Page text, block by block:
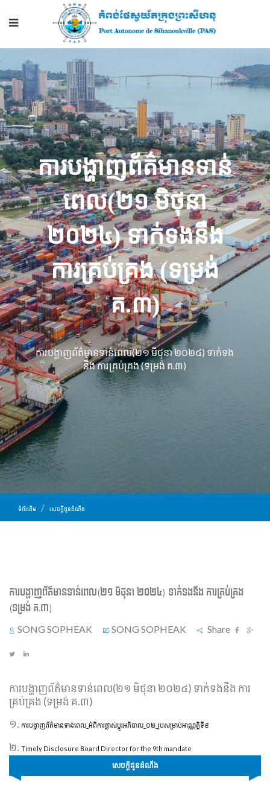
ការបង្ហាញព័ត៌មានទាន់
ពេល(២១ មិថុនា
២០២៤) ទាក់ទងនឹង
ការគ្រប់គ្រង (ទម្រង់
គ.៣)
ការបង្ហាញព័ត៌មានទាន់ពេល(២១ មិថុនា ២០២៤) ទាក់ទង
នឹង ការគ្រប់គ្រង (ទម្រង់ គ.៣)
ទំព័រដើម សេចក្ដីជូនដំណឹង
ការបង្ហាញព័ត៌មានទាន់ពេល(២១ មិថុនា ២០២៤) ទាក់ទងនឹង ការគ្រប់គ្រង
(ទម្រង់ គ.៣)
SONG SOPHEAK
SONG SOPHEAK Share
ការបង្ហាញព័ត៌មានទាន់ពេល(២១ មិថុនា ២០២៤) ទាក់ទងនឹង ការ
គ្រប់គ្រង (ទម្រង់ គ.៣)
១. ការបង្ហាញព័ត៌មានទាន់ពេល_អំពីការផ្លាស់ប្តូរអភិបាល_០២_រូបសម្រាប់អាណ្ណត្តិទី៩
២. Timely Disclosure Board Director for the 9th mandate
សេចក្ដីជូនដំណឹង